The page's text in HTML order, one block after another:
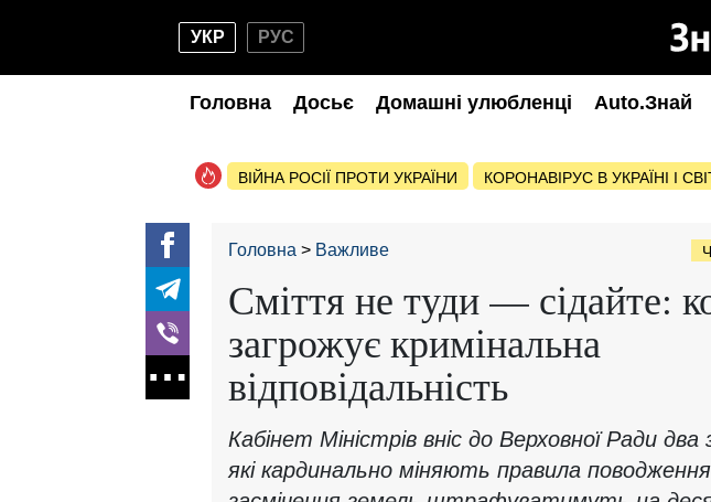
УКР РУС
Головна Досьє Домашні улюбленці Auto.Знай
ВІЙНА РОСІЇ ПРОТИ УКРАЇНИ КОРОНАВІРУС В УКРАЇНІ І
Головна Важливе
Сміття не туди — сідайте:
загрожує кримінальна
відповідальність
Кабінет Міністрів вніс до Верховної Ради
які кардинально міняють правила